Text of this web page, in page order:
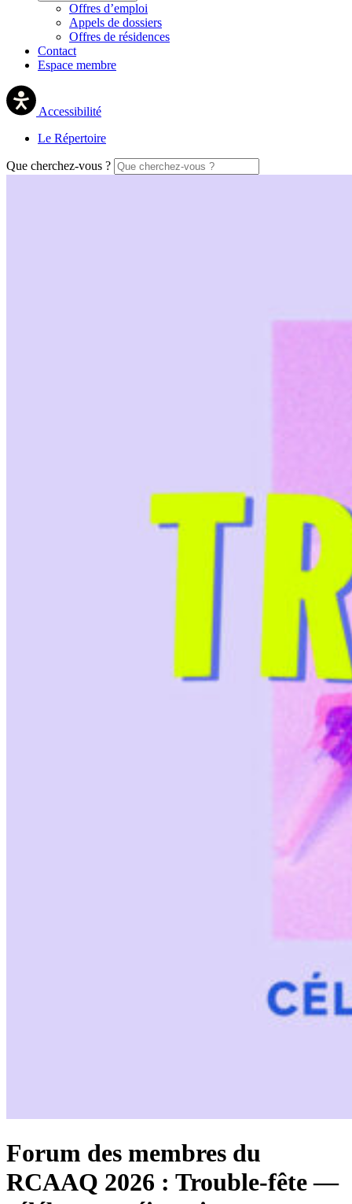
Offres d’emploi
Appels de dossiers
Offres de résidences
Contact
Espace membre
Accessibilité
Le Répertoire
Que cherchez-vous ?
Forum des membres du
RCAAQ 2026 : Trouble-fête —